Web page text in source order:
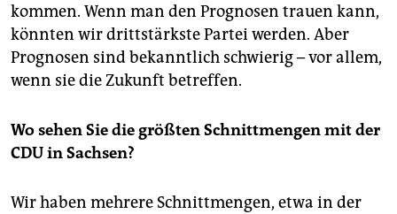
kommen. Wenn man den Prognosen trauen kann,
könnten wir drittstärkste Partei werden. Aber
Prognosen sind bekanntlich schwierig – vor allem,
wenn sie die Zukunft betreffen.
Wo sehen Sie die größten Schnittmengen mit der
CDU in Sachsen?
Wir haben mehrere Schnittmengen, etwa in der